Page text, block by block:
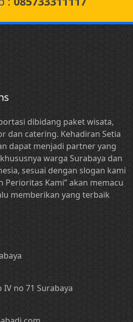
dibidang paket wisata,
dan catering. Kehadiran Setia
dapat menjadi partner yang
warga Surabaya dan
sesuai dengan slogan kami
Perioritas Kami” akan memacu
memberikan yang terbaik
IV no 71 Surabaya